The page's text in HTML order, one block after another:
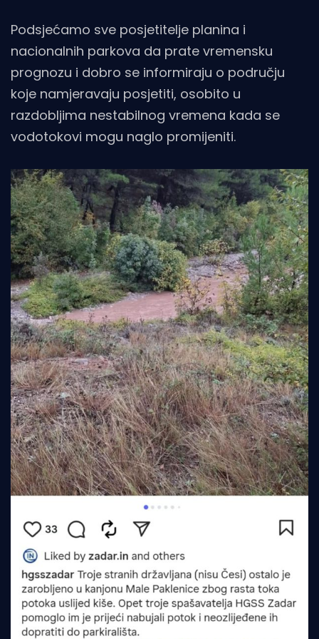
Podsjećamo sve posjetitelje planina i
nacionalnih parkova da prate vremensku
prognozu i dobro se informiraju o području
koje namjeravaju posjetiti, osobito u
razdobljima nestabilnog vremena kada se
vodotokovi mogu naglo promijeniti.